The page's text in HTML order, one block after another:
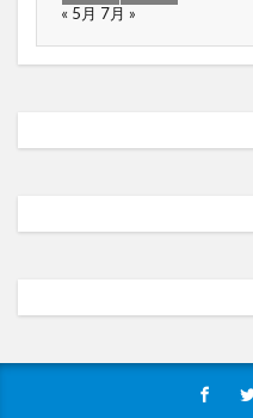
« 5月 7月 »